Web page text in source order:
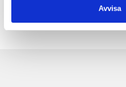
Avvisa